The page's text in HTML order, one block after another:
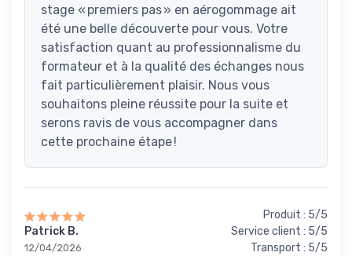
stage « premiers pas » en aérogommage ait
été une belle découverte pour vous. Votre
satisfaction quant au professionnalisme du
formateur et à la qualité des échanges nous
fait particulièrement plaisir. Nous vous
souhaitons pleine réussite pour la suite et
serons ravis de vous accompagner dans
cette prochaine étape !
Patrick B.
12/04/2026
Produit : 5/5
Service client : 5/5
Transport : 5/5